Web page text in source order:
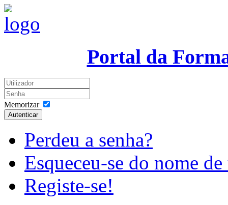
Portal da
Memorizar
Autenticar
Perdeu a senha?
Esqueceu-se do nome
Registe-se!